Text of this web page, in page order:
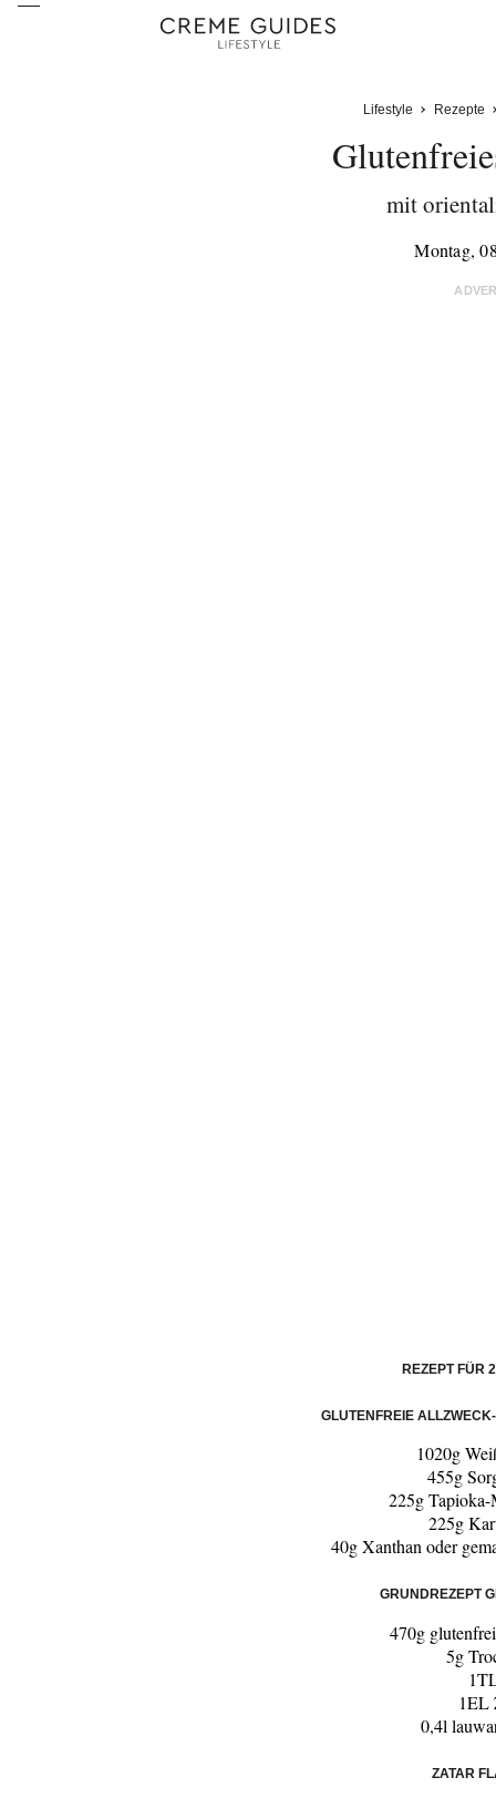
Lifestyle Rezepte
mit
Montag,
REZEPT FÜR
GLUTENFREIE
1020g
455g
225g Tapioka-
225g
40g Xanthan oder
GRUNDREZEPT
470g
5g
1EL
0,4l
ZATAR